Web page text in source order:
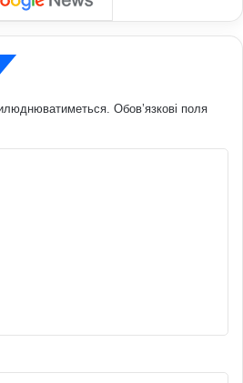
Обов’язкові поля